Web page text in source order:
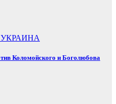
УКРАИНА
Коломойского и Боголюбова